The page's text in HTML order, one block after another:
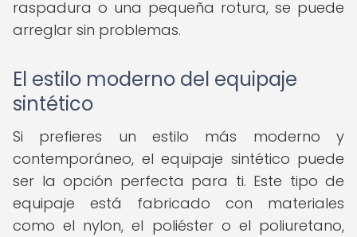
raspadura o una pequeña rotura, se puede
arreglar sin problemas.
El estilo moderno del equipaje
sintético
Si prefieres un estilo más moderno y
contemporáneo, el equipaje sintético puede
ser la opción perfecta para ti. Este tipo de
equipaje está fabricado con materiales
como el nylon, el poliéster o el poliuretano,